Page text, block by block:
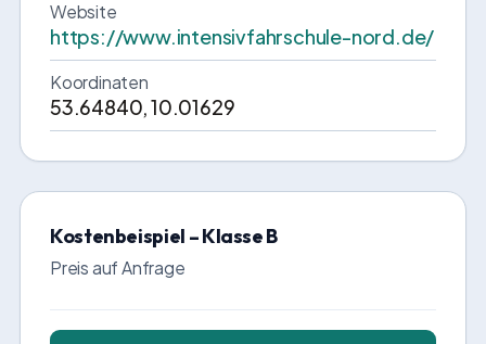
Website
https://www.intensivfahrschule-nord.de/
Koordinaten
53.64840, 10.01629
Kostenbeispiel – Klasse B
Preis auf Anfrage